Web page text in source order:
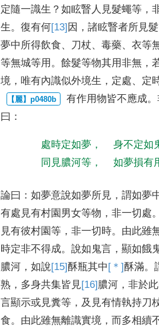
定隨一識生 ？如眩瞖人見髮蠅等 ，
生。復有何[13]因 ，諸眩瞖者所見
夢中所得飲食、 刀杖、毒藥、衣等
等無城等用 。餘髮等物其用非無 ，
境 ，唯有內識似外境生 ， 定處、 定
有作用物皆不應成。
曰 ：
處時定如夢 ，
身不定如
同見膿河等 ， 如夢損有
論曰 ：如夢意說如夢所見 ，謂如夢
有處見有村園男女等物 ，非一切處
見有彼村園等 ，非一切時。 由此雖
時定非不得成。說如 鬼言 ，顯如餓
膿河 ，如說[15] 酥瓶其中 [＊] 酥滿。
熟 ， 多身共集皆見[16] 膿河 ，非於
言顯示或見糞等 ， 及見有情執持刀
食。 由此雖無離識實境 ， 而多相續